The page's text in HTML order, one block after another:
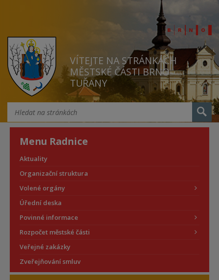
VÍTEJTE NA STRÁNKÁCH
MĚSTSKÉ ČÁSTI BRNO
TUŘANY
Menu Radnice
Aktuality
Organizační struktura
Volené orgány
Úřední deska
Povinné informace
Rozpočet městské části
Veřejné zakázky
Zveřejňování smluv